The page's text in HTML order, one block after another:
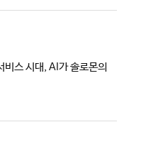
스 시대, AI가 솔로몬의